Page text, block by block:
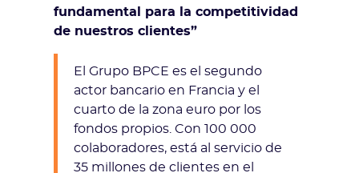
fundamental para la competitividad
de nuestros clientes”
El Grupo BPCE es el segundo
actor bancario en Francia y el
cuarto de la zona euro por los
fondos propios. Con 100 000
colaboradores, está al servicio de
35 millones de clientes en el